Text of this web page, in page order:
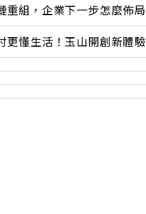
重組，企業下一步怎麼佈局
更懂生活！玉山開創新體驗